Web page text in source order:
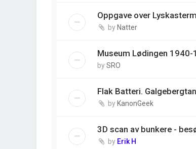
Oppgave over
by Natter
Museum Lødingen 1940-
bySRO
Flak Batteri.
by KanonGeek
3D scan av bunkere -
by Erik H